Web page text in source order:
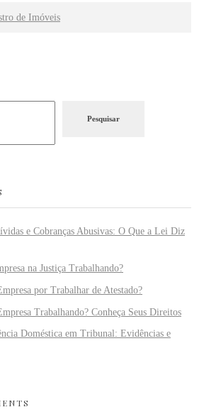
de Imóveis
Pesquisar
e Cobranças Abusivas: O Que a Lei Diz
na Justiça Trabalhando?
por Trabalhar de Atestado?
Trabalhando? Conheça Seus Direitos
Doméstica em Tribunal: Evidências e